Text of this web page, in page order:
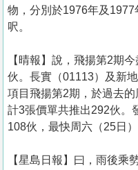
物，分別於1976年及
呎。
【晴報】說，飛揚第2期
伙。長實（01113）及新
項目飛揚第2期，於過去
計3張價單共推出292伙。
108伙，最快周六（25日
【星島日報】曰，雨後乘